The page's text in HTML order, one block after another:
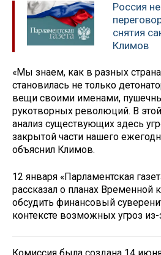
Россия
снятия
Климов
«Мы знаем, как в разных
становилась не только
вещи своими именами,
рукотворных революций. В
анализ существующих здесь
закрытой части нашего
объяснил Климов.
12 января «Парламентская
рассказал о планах Временной
обсудить финансовый
контексте возможных угроз из-
Комиссия была создана 14